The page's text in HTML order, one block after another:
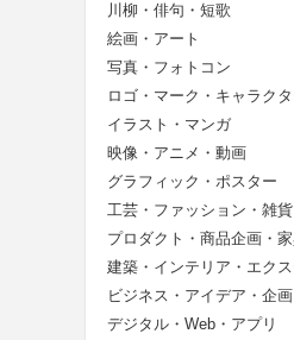
川柳・俳句・短歌
絵画・アート
写真・フォトコン
ロゴ・マーク・キャラク
イラスト・マンガ
映像・アニメ・動画
グラフィック・ポスター
工芸・ファッション・雑貨
プロダクト・商品企画・
建築・インテリア・エク
ビジネス・アイデア・企画
デジタル・Web・アプリ